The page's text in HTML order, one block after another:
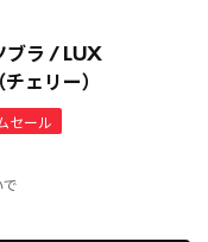
ブラ / LUX
ェリー）
セール